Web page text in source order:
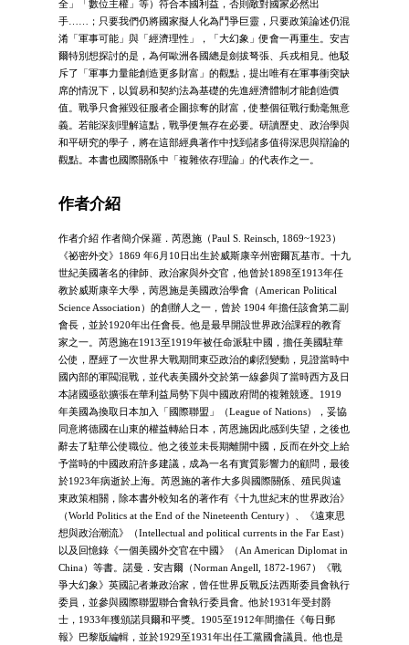
全」「數位主權」等）符合本國利益，否則敵對國家必然出
手……；只要我們仍將國家擬人化為鬥爭巨靈，只要政策論述仍混
淆「軍事可能」與「經濟理性」，「大幻象」便會一再重生。安吉
爾特別想探討的是，為何歐洲各國總是劍拔弩張、兵戎相見。他駁
斥了「軍事力量能創造更多財富」的觀點，提出唯有在軍事衝突缺
席的情況下，以貿易和契約法為基礎的先進經濟體制才能創造價
值。戰爭只會摧毀征服者企圖掠奪的財富，使整個征戰行動毫無意
義。若能深刻理解這點，戰爭便無存在必要。研讀歷史、政治學與
和平研究的學子，將在這部經典著作中找到諸多值得深思與辯論的
觀點。本書也國際關係中「複雜依存理論」的代表作之一。
作者介紹
作者介紹 作者簡介保羅．芮恩施（Paul S. Reinsch, 1869~1923）
《祕密外交》1869 年6月10日出生於威斯康辛州密爾瓦基市。十九
世紀美國著名的律師、政治家與外交官，他曾於1898至1913年任
教於威斯康辛大學，苪恩施是美國政治學會（American Political
Science Association）的創辦人之一，曾於 1904 年擔任該會第二副
會長，並於1920年出任會長。他是最早開設世界政治課程的教育
家之一。芮恩施在1913至1919年被任命派駐中國，擔任美國駐華
公使，歷經了一次世界大戰期間東亞政治的劇烈變動，見證當時中
國內部的軍閥混戰，並代表美國外交於第一線參與了當時西方及日
本諸國亟欲擴張在華利益局勢下與中國政府間的複雜競逐。1919
年美國為換取日本加入「國際聯盟」（League of Nations），妥協
同意將德國在山東的權益轉給日本，芮恩施因此感到失望，之後也
辭去了駐華公使職位。他之後並未長期離開中國，反而在外交上給
予當時的中國政府許多建議，成為一名有實質影響力的顧問，最後
於1923年病逝於上海。芮恩施的著作大多與國際關係、殖民與遠
東政策相關，除本書外較知名的著作有《十九世紀末的世界政治》
（World Politics at the End of the Nineteenth Century）、《遠東思
想與政治潮流》（Intellectual and political currents in the Far East）
以及回憶錄《一個美國外交官在中國》（An American Diplomat in
China）等書。諾曼．安吉爾（Norman Angell, 1872-1967）《戰
爭大幻象》英國記者兼政治家，曾任世界反戰反法西斯委員會執行
委員，並參與國際聯盟聯合會執行委員會。他於1931年受封爵
士，1933年獲頒諾貝爾和平獎。1905至1912年間擔任《每日郵
報》巴黎版編輯，並於1929至1931年出任工黨國會議員。他也是